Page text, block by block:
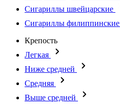
Сигариллы швейцарские
Сигариллы филиппинские
Крепость
Легкая
Ниже средней
Средняя
Выше средней